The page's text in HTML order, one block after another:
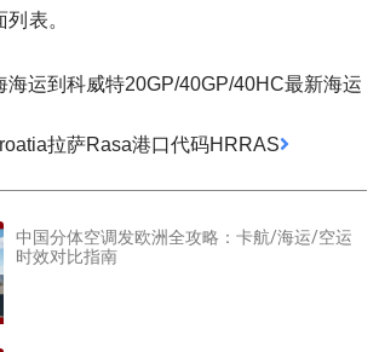
表。
海运到科威特20GP/40GP/40HC最新海运
拉萨Rasa港口代码HRRAS
中国分体空调发欧洲全攻略：卡航/海运/空运
时效对比指南